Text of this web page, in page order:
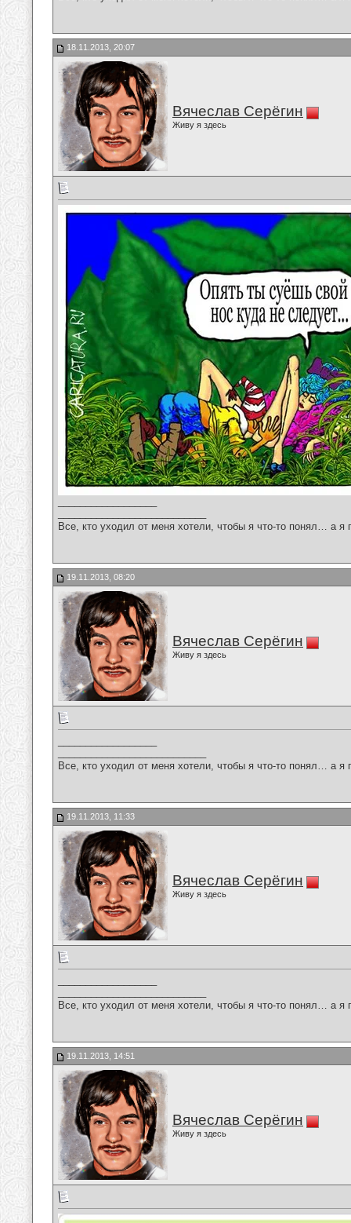
18.11.2013, 20:07
Вячеслав Серёгин
Живу я здесь
Все, кто уходил от меня хотели, чтобы я что-то понял… а
19.11.2013, 08:20
Вячеслав Серёгин
Живу я здесь
Все, кто уходил от меня хотели, чтобы я что-то понял… а
19.11.2013, 11:33
Вячеслав Серёгин
Живу я здесь
Все, кто уходил от меня хотели, чтобы я что-то понял… а
19.11.2013, 14:51
Вячеслав Серёгин
Живу я здесь